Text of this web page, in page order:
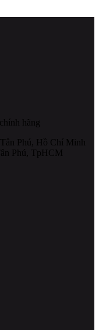
hãng
Phú, Hồ Chí Minh
Phú, TpHCM